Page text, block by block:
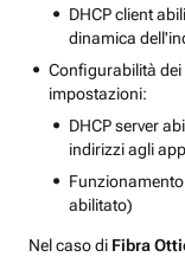
DHCP client
dinamica
Configurabilità dei
impostazioni:
DHCP server
indirizzi agli
abilitato)
Nel caso di Fibra